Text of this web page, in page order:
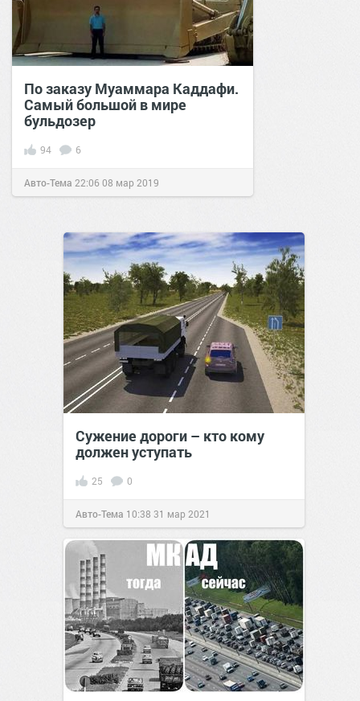
По заказу Муаммара Каддафи.
Самый большой в мире
бульдозер
94 6
Авто-Тема 22:0608 мар 2019
Сужение дороги – кто кому
должен уступать
25 0
Авто-Тема 10:38 31 мар 2021